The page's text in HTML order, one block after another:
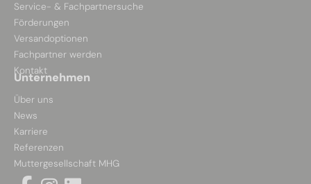
Service- & Fachpartnersuche
Förderungen
Versandoptionen
Fachpartner werden
Kontakt
Unternehmen
Über uns
News
Karriere
Referenzen
Muttergesellschaft MHG